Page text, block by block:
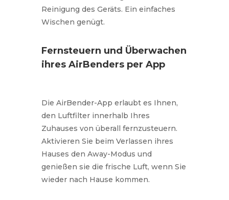
Reinigung des Geräts. Ein einfaches
Wischen genügt.
Fernsteuern und Überwachen
ihres AirBenders per App
Die AirBender-App erlaubt es Ihnen,
den Luftfilter innerhalb Ihres
Zuhauses von überall fernzusteuern.
Aktivieren Sie beim Verlassen ihres
Hauses den Away-Modus und
genießen sie die frische Luft, wenn Sie
wieder nach Hause kommen.